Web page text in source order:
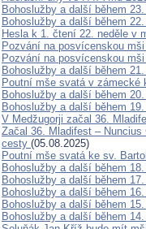
Bohoslužby a další během
Bohoslužby a další během
Hesla k 1. čtení 22. neděle v
Pozvání na posvícenskou
Pozvání na posvícenskou
Bohoslužby a další během
Poutní mše svatá v zámecké
Bohoslužby a další během
Bohoslužby a další během
V Medžugorji začal 36.
Začal 36. Mladifest –
cesty (05.08.2025)
Poutní mše svatá ke sv.
Bohoslužby a další během
Bohoslužby a další během
Bohoslužby a další během
Bohoslužby a další během
Bohoslužby a další během